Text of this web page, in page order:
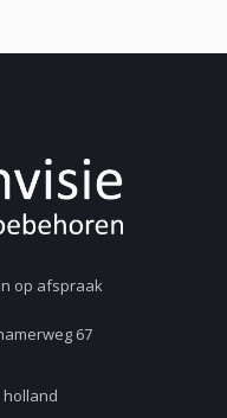
op afspraak
67